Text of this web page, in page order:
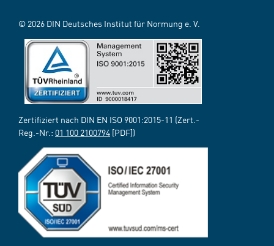
© 2026 DIN Deutsches Institut für Normung e. V.
Zertifiziert nach DIN EN ISO 9001:2015-11 (Zert.-
Reg.-Nr.: 01 100 2100794 [PDF])